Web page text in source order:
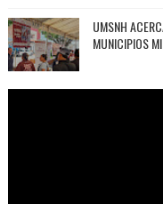
UMSNH
MUNICIPIOS